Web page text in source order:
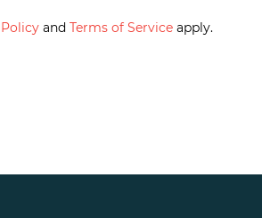
and Terms of Service apply.